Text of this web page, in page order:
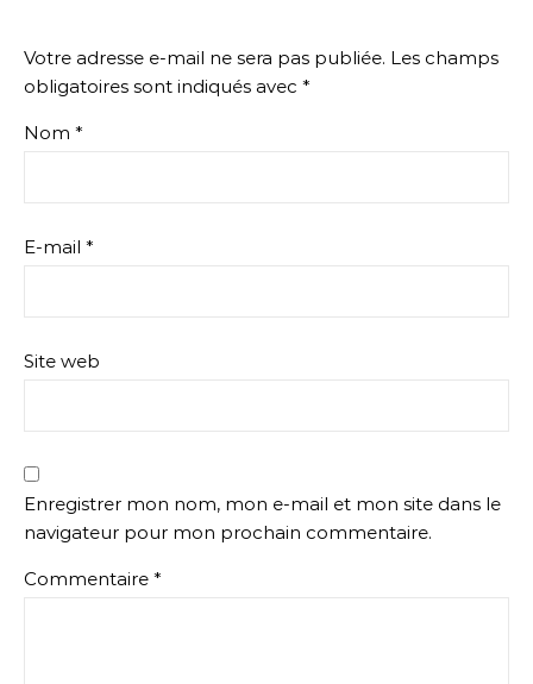
Votre adresse e-mail ne sera pas publiée. Les champs
obligatoires sont indiqués avec *
Nom *
E-mail *
Site web
Enregistrer mon nom, mon e-mail et mon site dans le
navigateur pour mon prochain commentaire.
Commentaire *